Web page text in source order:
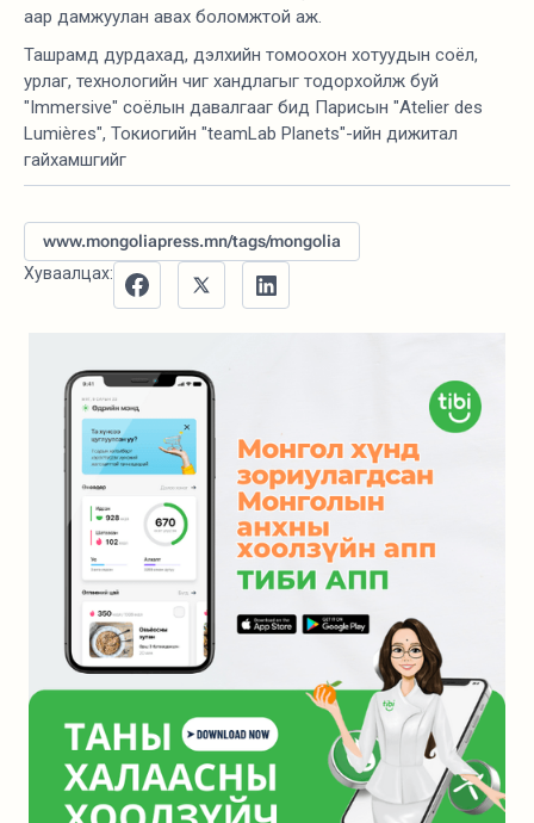
аар дамжуулан авах боломжтой аж.
Ташрамд дурдахад, дэлхийн томоохон хотуудын соёл,
урлаг, технологийн чиг хандлагыг тодорхойлж буй
"Immersive" соёлын давалгааг бид Парисын "Atelier des
Lumières", Токиогийн "teamLab Planets"-ийн дижитал
гайхамшгийг
www.mongoliapress.mn/tags/mongolia
Хуваалцах: